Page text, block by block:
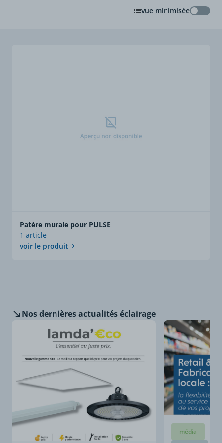
vue minimiséevue
Patère murale pour PULSE
1 article
voir le produit
Nos dernièresactualités éclairage
média